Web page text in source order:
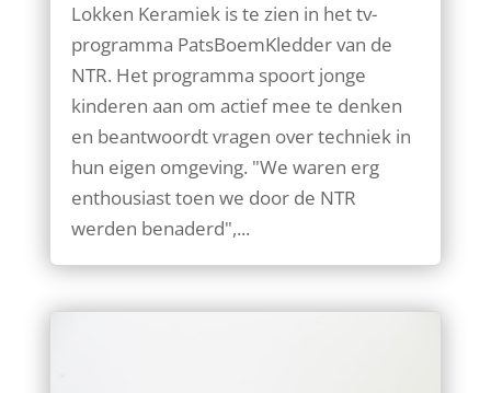
Lokken Keramiek is te zien in het tv-
programma PatsBoemKledder van de
NTR. Het programma spoort jonge
kinderen aan om actief mee te denken
en beantwoordt vragen over techniek in
hun eigen omgeving. "We waren erg
enthousiast toen we door de NTR
werden benaderd",...